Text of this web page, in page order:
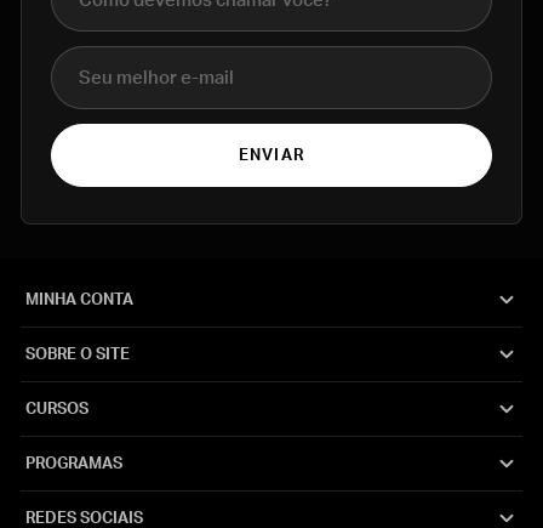
E-mail
ENVIAR
MINHA CONTA
SOBRE O SITE
CURSOS
PROGRAMAS
REDES SOCIAIS